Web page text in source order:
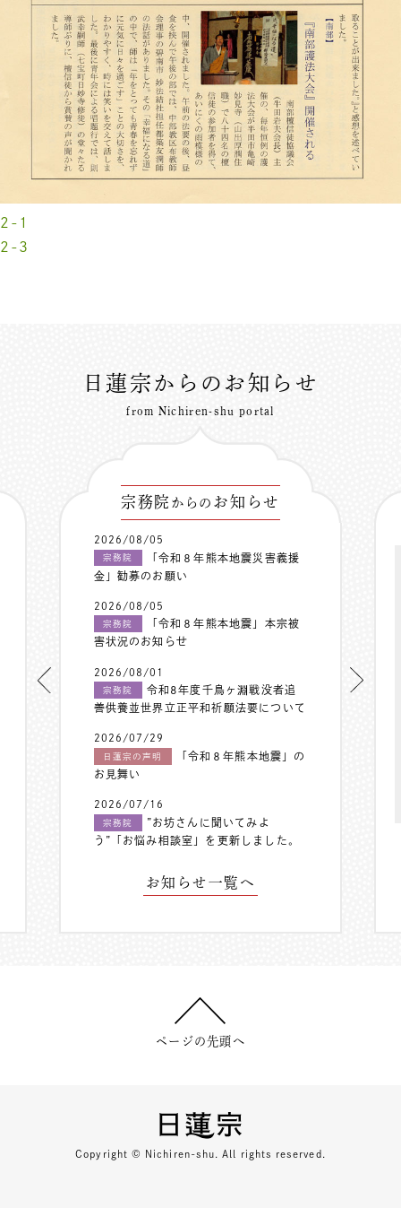
2-1
2-3
日蓮宗からのお知らせ
from Nichiren-shu portal
宗務院 からの お知らせ
2026/08/05
宗務院
「令和８年熊本地震災害義援
金」勧募のお願い
2026/08/05
宗務院
「令和８年熊本地震」本宗被
害状況のお知らせ
2026/08/01
宗務院
令和8年度千鳥ヶ淵戦没者追
善供養並世界立正平和祈願法要について
2026/07/29
日蓮宗の声明
「令和８年熊本地震」の
お見舞い
2026/07/16
宗務院
”お坊さんに聞いてみよ
う”「お悩み相談室」を更新しました。
お知らせ一覧へ
ページの先頭へ
Copyright © Nichiren-shu. All rights reserved.